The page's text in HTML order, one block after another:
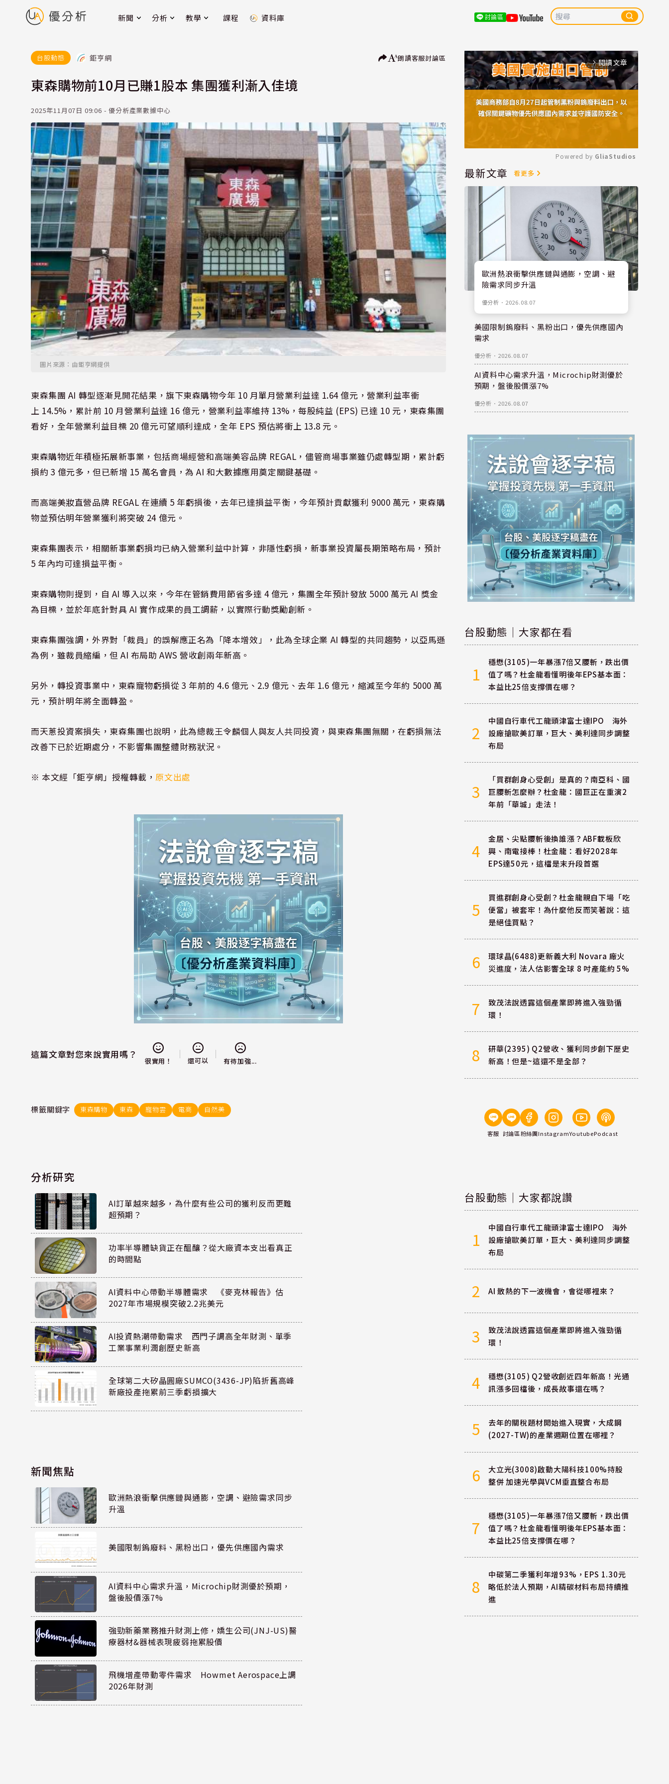
新聞 分析 教學 課程 資料庫 討論區
台股動態 鉅亨網 朗讀客服討論區
東森購物前10月已賺1股本 集團獲利漸入佳境
2025年11月07日 09:06 - 優分析產業數據中心
圖片來源：由鉅亨網提供
東森集團 AI 轉型逐漸見開花結果，旗下東森購物今年 10 月單月營業利益達 1.64 億元，營業利益率衝
上 14.5%，累計前 10 月營業利益達 16 億元，營業利益率維持 13%，每股純益 (EPS) 已達 10 元，東森集團
看好，全年營業利益目標 20 億元可望順利達成，全年 EPS 預估將衝上 13.8 元。
東森購物近年積極拓展新事業，包括商場經營和高端美容品牌 REGAL，儘管商場事業雖仍處轉型期，累計虧
損約 3 億元多，但已新增 15 萬名會員，為 AI 和大數據應用奠定關鍵基礎。
而高端美妝直營品牌 REGAL 在連續 5 年虧損後，去年已達損益平衡，今年預計貢獻獲利 9000 萬元，東森購
物並預估明年營業獲利將突破 24 億元。
東森集團表示，相關新事業虧損均已納入營業利益中計算，非隱性虧損，新事業投資屬長期策略布局，預計
5 年內均可達損益平衡。
東森購物則提到，自 AI 導入以來，今年在管銷費用節省多達 4 億元，集團全年預計發放 5000 萬元 AI 獎金
為目標，並於年底針對具 AI 實作成果的員工調薪，以實際行動獎勵創新。
東森集團強調，外界對「裁員」的誤解應正名為「降本增效」，此為全球企業 AI 轉型的共同趨勢，以亞馬遜
為例，雖裁員縮編，但 AI 布局助 AWS 營收創兩年新高。
另外，轉投資事業中，東森寵物虧損從 3 年前的 4.6 億元、2.9 億元、去年 1.6 億元，縮減至今年約 5000 萬
元，預計明年將全面轉盈。
而天蔥投資案損失，東森集團也說明，此為總裁王令麟個人與友人共同投資，與東森集團無關，在虧損無法
改善下已於近期處分，不影響集團整體財務狀況。
※ 本文經「鉅亨網」授權轉載，原文出處
這篇文章對您來說實用嗎？
很實用！ 還可以 有待加強...
標籤關鍵字 東森購物 東森 寵物雲 電商 自然美
分析研究
AI訂單越來越多，為什麼有些公司的獲利反而更難
超預期？
功率半導體缺貨正在醞釀？從大廠資本支出看真正
的時間點
AI資料中心帶動半導體需求 《麥克林報告》估
2027年市場規模突破2.2兆美元
AI投資熱潮帶動需求 西門子調高全年財測、單季
工業事業利潤創歷史新高
全球第二大矽晶圓廠SUMCO(3436-JP)陷折舊高峰
新廠投產拖累前三季虧損擴大
新聞焦點
歐洲熱浪衝擊供應鏈與通膨，空調、避險需求同步
升溫
美國限制鎢廢料、黑粉出口，優先供應國內需求
AI資料中心需求升溫，Microchip財測優於預期，
盤後股價漲7%
強勁新藥業務推升財測上修，嬌生公司(JNJ-US)醫
療器材&器械表現疲弱拖累股價
飛機增產帶動零件需求 Howmet Aerospace上調
2026年財測
arrow_forward_ios 閱讀文章
Mute
Powered by GliaStudios
最新文章 看更多
歐洲熱浪衝擊供應鏈與通膨，空調、避
險需求同步升溫
優分析 ． 2026.08.07
美國限制鎢廢料、黑粉出口，優先供應國內
需求
優分析 ． 2026.08.07
AI資料中心需求升溫，Microchip財測優於
預期，盤後股價漲7%
優分析 ． 2026.08.07
台股動態｜大家都在看
1
穩懋(3105)一年暴漲7倍又腰斬，跌出價
值了嗎？杜金龍看懂明後年EPS基本面：
本益比25倍支撐價在哪？
2
中國自行車代工龍頭津富士達IPO 海外
設廠搶歐美訂單，巨大、美利達同步調整
布局
3
「買群創身心受創」是真的？南亞科、國
巨腰斬怎麼辦？杜金龍：國巨正在重演2
年前「華城」走法！
4
金居、尖點腰斬後換誰漲？ABF載板欣
興、南電接棒！杜金龍：看好2028年
EPS達50元，這檔是末升段首選
5
買進群創身心受創？杜金龍親自下場「吃
便當」被套牢！為什麼他反而笑著說：這
是絕佳買點？
6
環球晶(6488)更新義大利 Novara 廠火
災進度，法人估影響全球 8 吋產能約 5%
7
致茂法說透露這個產業即將進入強勁循
環！
8
研華(2395) Q2營收、獲利同步創下歷史
新高！但是~這還不是全部？
客服 討論區粉絲團InstagramYoutubePodcast
台股動態｜大家都說讚
1
中國自行車代工龍頭津富士達IPO 海外
設廠搶歐美訂單，巨大、美利達同步調整
布局
2 AI 散熱的下一波機會，會從哪裡來？
3
致茂法說透露這個產業即將進入強勁循
環！
4
穩懋(3105) Q2營收創近四年新高！光通
訊漲多回檔後，成長故事還在嗎？
5
去年的關稅題材開始進入現實，大成鋼
(2027-TW)的產業週期位置在哪裡？
6
大立光(3008)啟動大陽科技100%持股
整併 加速光學與VCM垂直整合布局
7
穩懋(3105)一年暴漲7倍又腰斬，跌出價
值了嗎？杜金龍看懂明後年EPS基本面：
本益比25倍支撐價在哪？
8
中碳第二季獲利年增93%，EPS 1.30元
略低於法人預期，AI精碳材料布局持續推
進